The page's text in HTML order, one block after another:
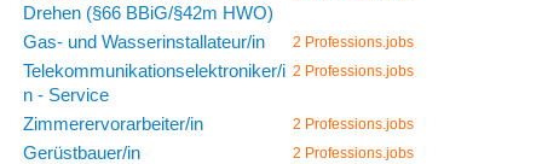
Drehen (§66 BBiG/§42m HWO)
Gas- und Wasserinstallateur/in 2 Professions.jobs
Telekommunikationselektroniker/i
n - Service
2 Professions.jobs
Zimmerervorarbeiter/in 2 Professions.jobs
Gerüstbauer/in 2 Professions.jobs